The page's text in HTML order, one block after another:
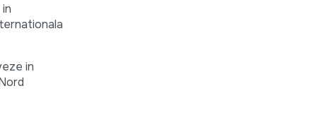
in